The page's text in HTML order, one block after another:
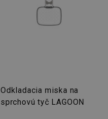
Odkladacia miska na
sprchovú tyč LAGOON